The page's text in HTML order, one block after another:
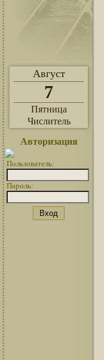
Август
7
Пятница
Числитель
Авторизация
Пользователь:
Пароль: